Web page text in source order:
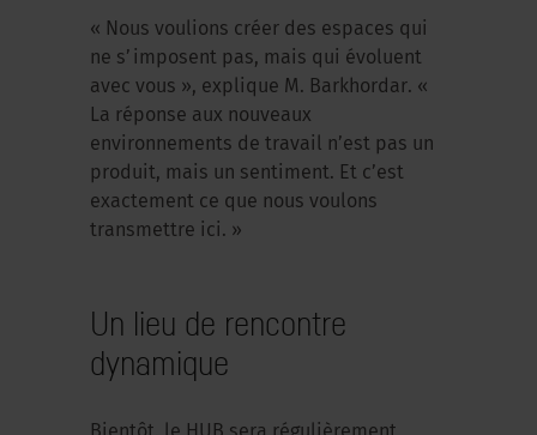
« Nous voulions créer des espaces qui
ne s’imposent pas, mais qui évoluent
avec vous », explique M. Barkhordar. «
La réponse aux nouveaux
environnements de travail n’est pas un
produit, mais un sentiment. Et c’est
exactement ce que nous voulons
transmettre ici. »
Un lieu de rencontre
dynamique